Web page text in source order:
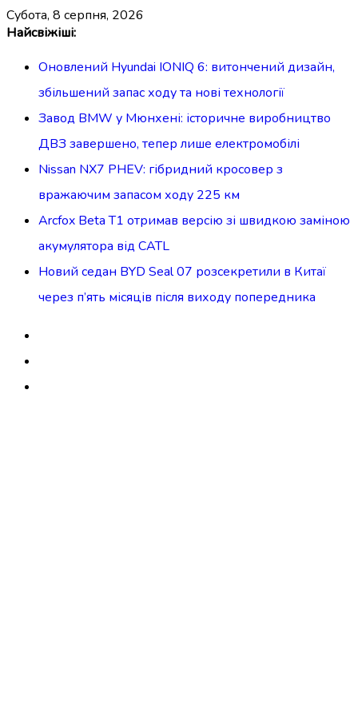
Перейти
вмісту
субота, 8 серпня, 2026
Найсвіжіші:
Оновлений Hyundai IONIQ 6: витончений дизайн,
збільшений запас ходу та нові технології
Завод BMW у Мюнхені: історичне виробництво
ДВЗ завершено, тепер лише електромобілі
Nissan NX7 PHEV: гібридний кросовер з
вражаючим запасом ходу 225 км
Arcfox Beta T1 отримав версію зі швидкою заміною
акумулятора від CATL
Новий седан BYD Seal 07 розсекретили в Китаї
через п’ять місяців після виходу попередника